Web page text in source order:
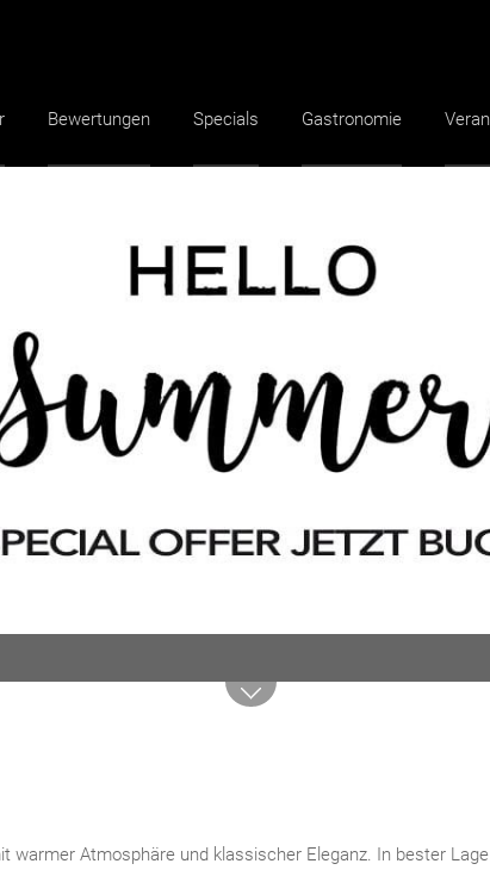
Bewertungen Specials Gastronomie
warmer Atmosphäre und klassischer Eleganz. In bester